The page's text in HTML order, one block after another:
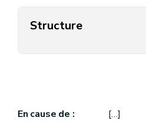
Structure
En cause de : […]